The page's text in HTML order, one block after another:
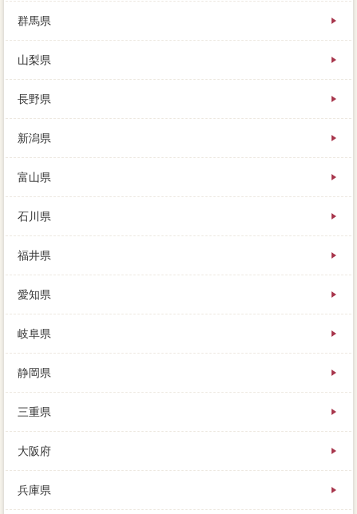
群馬県
山梨県
長野県
新潟県
富山県
石川県
福井県
愛知県
岐阜県
静岡県
三重県
大阪府
兵庫県